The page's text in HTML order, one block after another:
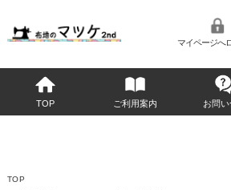
マイページへ
TOP ご利用案内 お問
TOP